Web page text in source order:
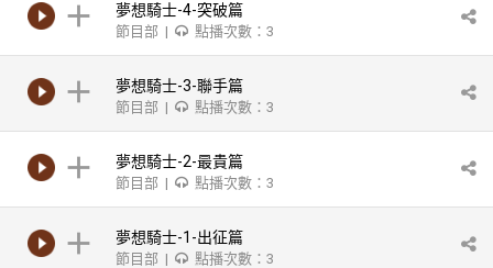
夢想騎士-4-突破篇
節目部 | 點播次數：3
夢想騎士-3-聯手篇
節目部 | 點播次數：3
夢想騎士-2-最貴篇
節目部 | 點播次數：3
夢想騎士-1-出征篇
節目部 | 點播次數：3